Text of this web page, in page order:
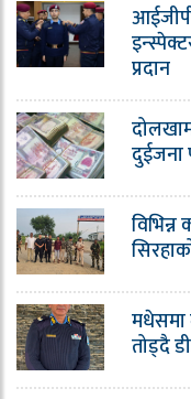
प्रदान
दुईजना
मधेसमा
तोड्दै